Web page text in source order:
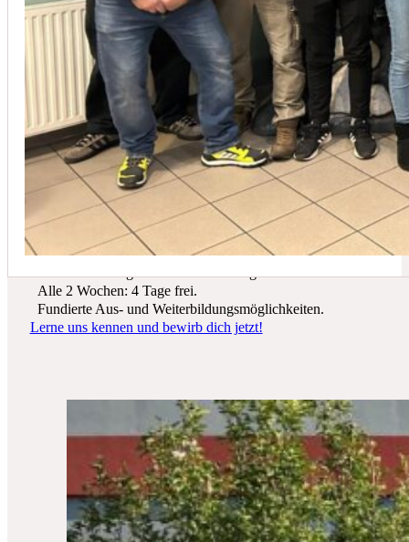
In der Regel empfehlen wir eine Wartung mindestens einmal
Du suchst einen zukunftssicheren Arbeitsplatz? Bei Schicker Technik
erwarten dich spannende Projekte, ein freundliches Team und beste
Entwicklungsmöglichkeiten.
Wir bieten dir:
Ein sicherer Arbeitsplatz in einer krisenfesten Branche.
Alle 2 Wochen: 4 Tage frei.
Fundierte Aus- und Weiterbildungsmöglichkeiten.
Lerne uns kennen und bewirb dich jetzt!